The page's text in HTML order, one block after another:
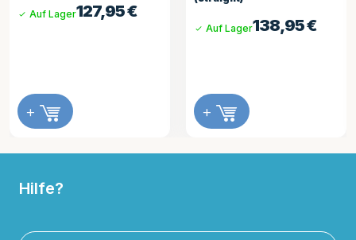
Hilfe?